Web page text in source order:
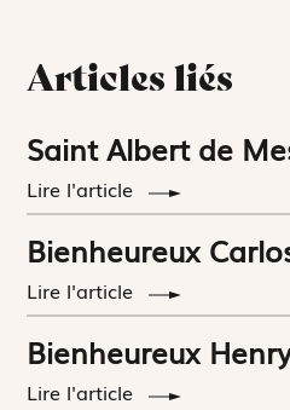
Articles liés
Saint Albert de
Lire l'article
Bienheureux
Lire l'article
Bienheureux
Lire l'article